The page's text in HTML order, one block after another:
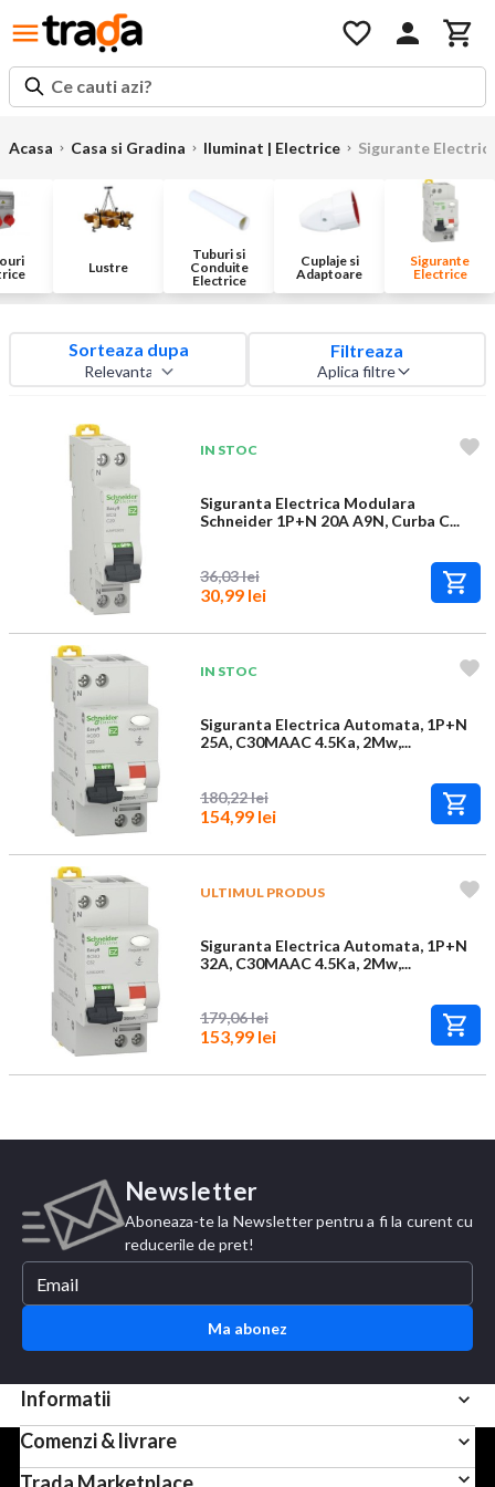
Ce cauti azi?
Acasa Casa si Gradina Iluminat | Electrice Sigurante
Lustre
Tuburi si
Conduite
Electrice
Cuplaje si
Adaptoare
Sigurante
Electrice
Sorteaza dupa Filtreaza
Aplica filtre
IN STOC
Siguranta Electrica Modulara
Schneider 1P+N 20A A9N, Curba C...
36,03 lei
30,99 lei
IN STOC
Siguranta Electrica Automata, 1P+N
25A, C30MAAC 4.5Ka, 2Mw,...
180,22 lei
154,99 lei
ULTIMUL PRODUS
Siguranta Electrica Automata, 1P+N
32A, C30MAAC 4.5Ka, 2Mw,...
179,06 lei
153,99 lei
Newsletter
Aboneaza-te la Newsletter pentru a fi la curent cu
reducerile de pret!
Ma abonez
Informatii
Comenzi & livrare
Pentru scopuri precum afisarea de continut personalizat,